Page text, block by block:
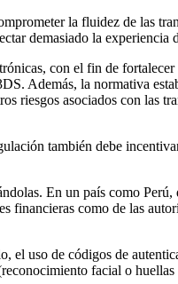
la fluidez de las
demasiado la experiencia
con el fin de
Además, la normativa
riesgos asociados con las
también debe
En un país como
como de las
el uso de códigos de
facial o